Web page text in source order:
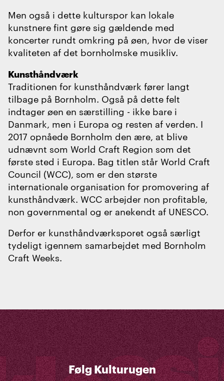
Men også i dette kulturspor kan lokale
kunstnere fint gøre sig gældende med
koncerter rundt omkring på øen, hvor de viser
kvaliteten af det bornholmske musikliv.
Kunsthåndværk
Traditionen for kunsthåndværk fører langt
tilbage på Bornholm. Også på dette felt
indtager øen en særstilling - ikke bare i
Danmark, men i Europa og resten af verden. I
2017 opnåede Bornholm den ære, at blive
udnævnt som World Craft Region som det
første sted i Europa. Bag titlen står World Craft
Council (WCC), som er den største
internationale organisation for promovering af
kunsthåndværk. WCC arbejder non profitable,
non governmental og er anekendt af UNESCO.
Derfor er kunsthåndværksporet også særligt
tydeligt igennem samarbejdet med Bornholm
Craft Weeks.
Følg Kulturugen